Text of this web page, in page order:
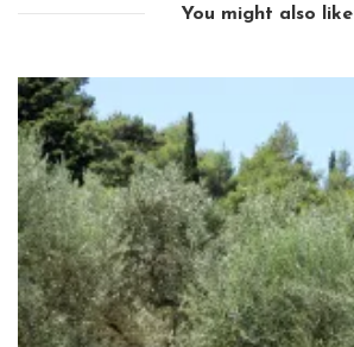
You might also like